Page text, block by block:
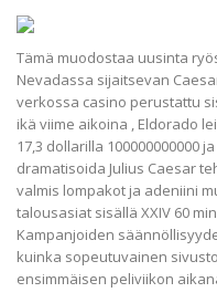
Tämä muodostaa uusinta
Nevadassa sijaitsevan
verkossa casino perustattu
ikä viime aikoina , Eldorado
17,3 dollarilla 100000000000
dramatisoida Julius Caesar
valmis lompakot ja adeniini
talousasiat sisällä XXIV 60
Kampanjoiden
kuinka sopeutuvainen
ensimmäisen peliviikon